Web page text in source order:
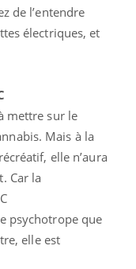
de l’entendre
électriques, et
mettre sur le
Mais à la
elle n’aura
Car la
psychotrope que
elle est